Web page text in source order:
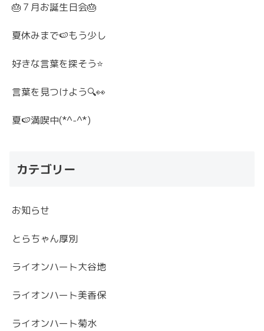
🎂７月お誕生日会🎂
夏休みまで🍉もう少し
好きな言葉を探そう⭐
言葉を見つけよう🔍👀
夏🍉満喫中(*^-^*)
カテゴリー
お知らせ
とらちゃん厚別
ライオンハート大谷地
ライオンハート美香保
ライオンハート菊水